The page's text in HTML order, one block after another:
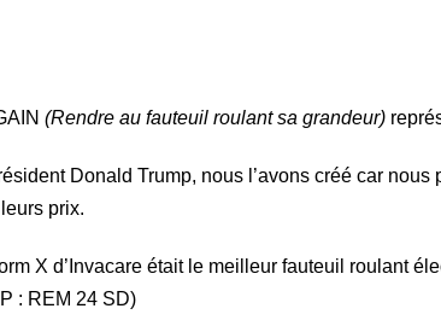
(Rendre au fauteuil roulant sa grandeur)
Donald Trump, nous l’avons créé car
prix.
X d’Invacare était le meilleur fauteuil roulant
: REM 24 SD)